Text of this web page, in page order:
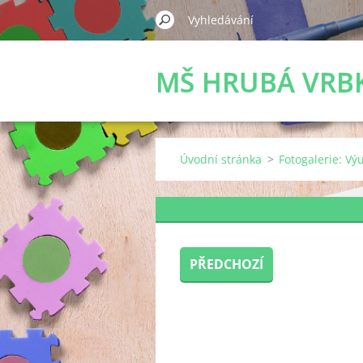
MŠ HRUBÁ
Úvodní stránka > Fotogalerie:
PŘEDCHOZÍ